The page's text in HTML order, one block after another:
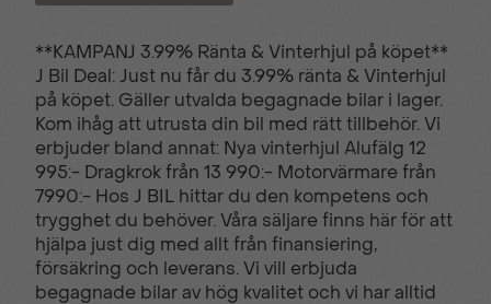
Armstöd fram
Backkamera Bluetooth - handsfree
Elhissar fram och bak
El-infällbara
sidospeglar
El-uppvärmd ratt
Endast en tidigare
ägare
**KAMPANJ 3.99% Ränta & Vinterhjul på köpet**
J Bil Deal: Just nu får du 3.99% ränta & Vinterhjul
på köpet. Gäller utvalda begagnade bilar i lager.
Kom ihåg att utrusta din bil med rätt tillbehör. Vi
erbjuder bland annat: Nya vinterhjul Alufälg 12
995:- Dragkrok från 13 990:- Motorvärmare från
7990:- Hos J BIL hittar du den kompetens och
trygghet du behöver. Våra säljare finns här för att
hjälpa just dig med allt från finansiering,
försäkring och leverans. Vi vill erbjuda
begagnade bilar av hög kvalitet och vi har alltid